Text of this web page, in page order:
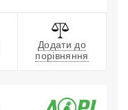
Додати до
порівняння